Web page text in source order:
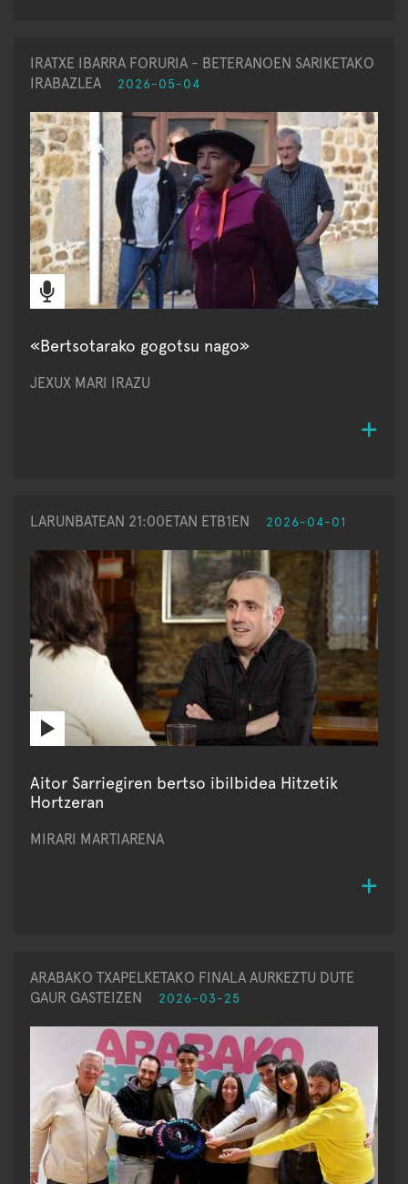
IRATXE IBARRA FORURIA - BETERANOEN SARIKETAKO
IRABAZLEA
2026-05-04
«Bertsotarako gogotsu nago»
JEXUX MARI IRAZU
LARUNBATEAN 21:00ETAN ETB1EN 2026-04-01
Aitor Sarriegiren bertso ibilbidea Hitzetik
Hortzeran
MIRARI MARTIARENA
ARABAKO TXAPELKETAKO FINALA AURKEZTU DUTE
GAUR GASTEIZEN
2026-03-25